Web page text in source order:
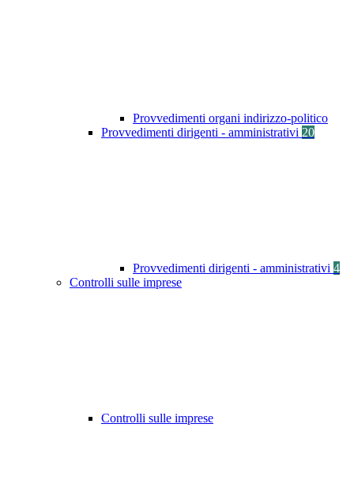
Provvedimenti organi indirizzo-politico
Provvedimenti dirigenti - amministrativi 20
Provvedimenti dirigenti - amministrativi 4
Controlli sulle imprese
Controlli sulle imprese